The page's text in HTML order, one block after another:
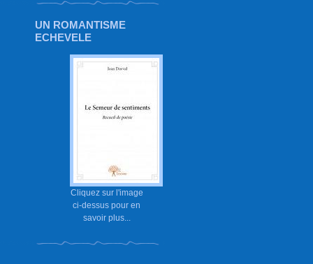
UN ROMANTISME
ECHEVELE
Cliquez sur l'image
ci-dessus pour en
savoir plus...